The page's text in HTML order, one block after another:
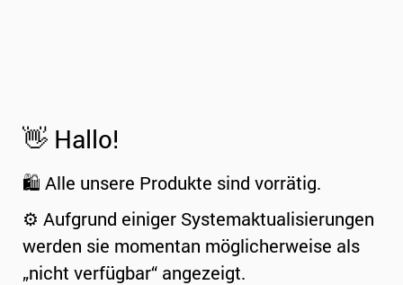
👋 Hallo!
🛍️ Alle unsere Produkte sind vorrätig.
⚙️ Aufgrund einiger Systemaktualisierungen
werden sie momentan möglicherweise als
„nicht verfügbar“ angezeigt.